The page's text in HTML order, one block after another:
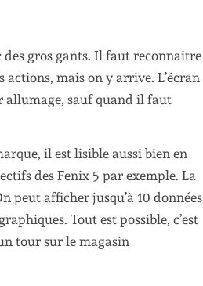
des gros gants. Il faut reconnaitre
mais on y arrive. L’écran
allumage, sauf quand il faut
il est lisible aussi bien en
des Fenix 5 par exemple. La
peut afficher jusqu’à 10 données
Tout est possible, c’est
tour sur le magasin